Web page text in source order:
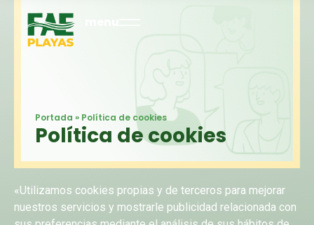
Portada » Política de cookies
Política de cookies
«Utilizamos cookies propias y de terceros para mejorar
nuestros servicios y mostrarle publicidad relacionada con